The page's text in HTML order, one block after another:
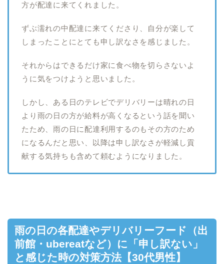
方が配達に来てくれました。
ずぶ濡れの中配達に来てくださり、自分が楽して
しまったことにとても申し訳なさを感じました。
それからはできるだけ家に食べ物を切らさないよ
うに気をつけようと思いました。
しかし、ある日のテレビでデリバリーは晴れの日
より雨の日の方が給料が高くなるという話を聞い
たため、雨の日に配達利用するのもその方のため
になるんだと思い、以降は申し訳なさが軽減し貢
献する気持ちも含めて頼むようになりました。
雨の日の各配達やデリバリーフード（出
前館・ubereatなど）に「申し訳ない」
と感じた時の対策方法【30代男性】